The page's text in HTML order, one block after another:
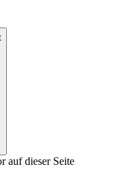
auf dieser Seite